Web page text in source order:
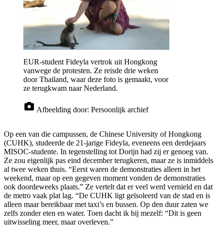
EUR-student Fideyla vertrok uit Hongkong
vanwege de protesten. Ze reisde drie weken
door Thailand, waar deze foto is gemaakt, voor
ze terugkwam naar Nederland.
Afbeelding door: Persoonlijk archief
Op een van die campussen, de Chinese University of Hongkong
(CUHK), studeerde de 21-jarige Fideyla, eveneens een derdejaars
MISOC-studente. In tegenstelling tot Dorijn had zij er genoeg van.
Ze zou eigenlijk pas eind december terugkeren, maar ze is inmiddels
al twee weken thuis. “Eerst waren de demonstraties alleen in het
weekend, maar op een gegeven moment vonden de demonstraties
ook doordeweeks plaats.” Ze vertelt dat er veel werd vernield en dat
de metro vaak plat lag. “De CUHK ligt geïsoleerd van de stad en is
alleen maar bereikbaar met taxi’s en bussen. Op den duur zaten we
zelfs zonder eten en water. Toen dacht ik bij mezelf: “Dit is geen
uitwisseling meer, maar overleven.”